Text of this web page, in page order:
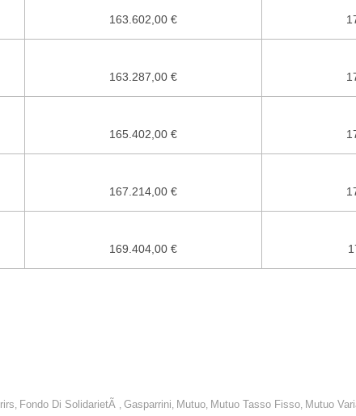
163.602,00 €
163.287,00 €
165.402,00 €
167.214,00 €
169.404,00 €
, Fondo Di SolidarietÃ , Gasparrini, Mutuo, Mutuo Tasso Fisso, Mutuo